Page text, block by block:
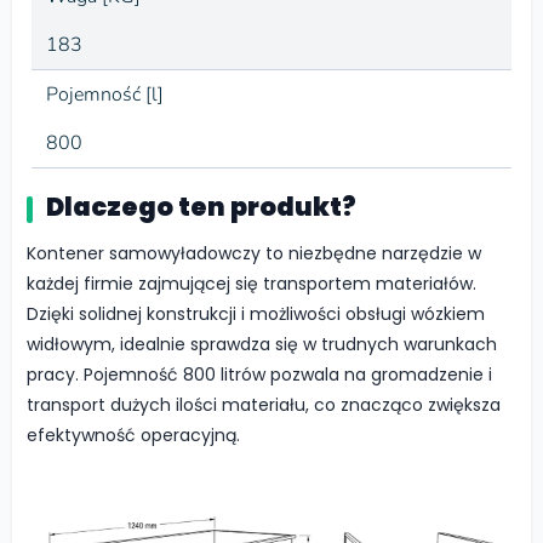
183
Pojemność [l]
800
Dlaczego ten produkt?
Kontener samowyładowczy to niezbędne narzędzie w
każdej firmie zajmującej się transportem materiałów.
Dzięki solidnej konstrukcji i możliwości obsługi wózkiem
widłowym, idealnie sprawdza się w trudnych warunkach
pracy. Pojemność 800 litrów pozwala na gromadzenie i
transport dużych ilości materiału, co znacząco zwiększa
efektywność operacyjną.